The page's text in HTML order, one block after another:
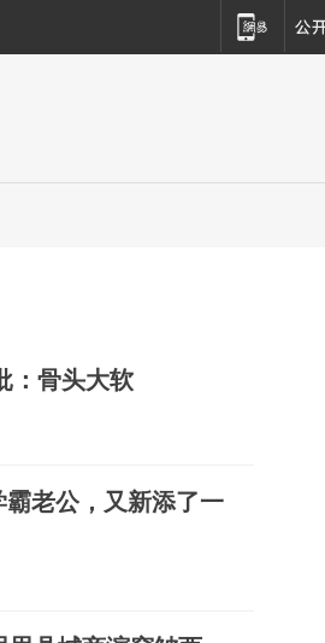
：骨头大软
老公，又新添了一